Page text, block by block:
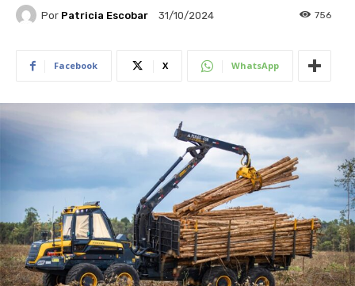
Por Patricia Escobar 31/10/2024 756
Facebook X WhatsApp